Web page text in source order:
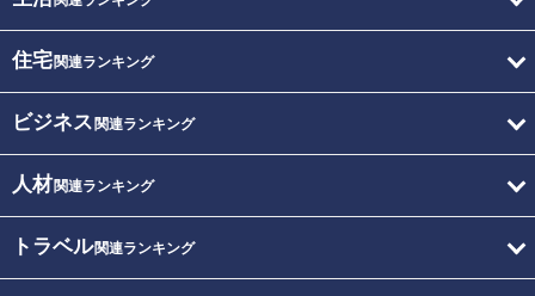
住宅関連ランキング
ビジネス 関連ランキング
人材関連ランキング
トラベル関連ランキング